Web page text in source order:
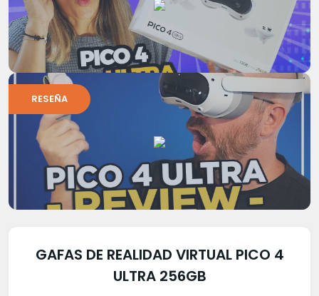
RESEÑA
GAFAS DE REALIDAD VIRTUAL PICO 4
ULTRA 256GB